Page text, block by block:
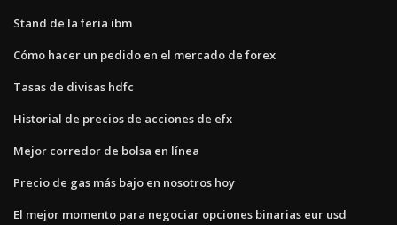
Stand de la feria ibm
Cómo hacer un pedido en el mercado de forex
Tasas de divisas hdfc
Historial de precios de acciones de efx
Mejor corredor de bolsa en línea
Precio de gas más bajo en nosotros hoy
El mejor momento para negociar opciones binarias eur usd